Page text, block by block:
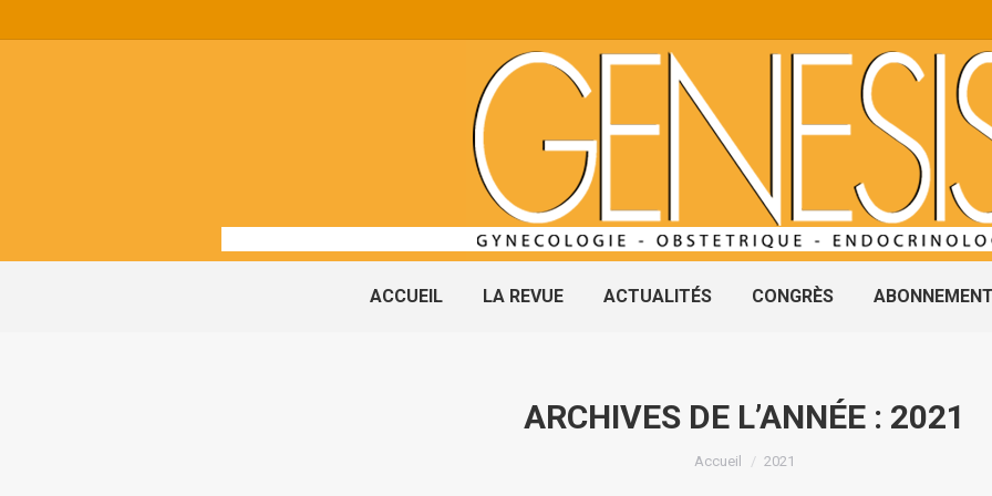
ACCUEIL LA REVUE ACTUALITÉS CONGRÈS ABONNEMENT
ARCHIVES DE L’ANNÉE : 2021
Vous êtes ici :
Accueil 2021